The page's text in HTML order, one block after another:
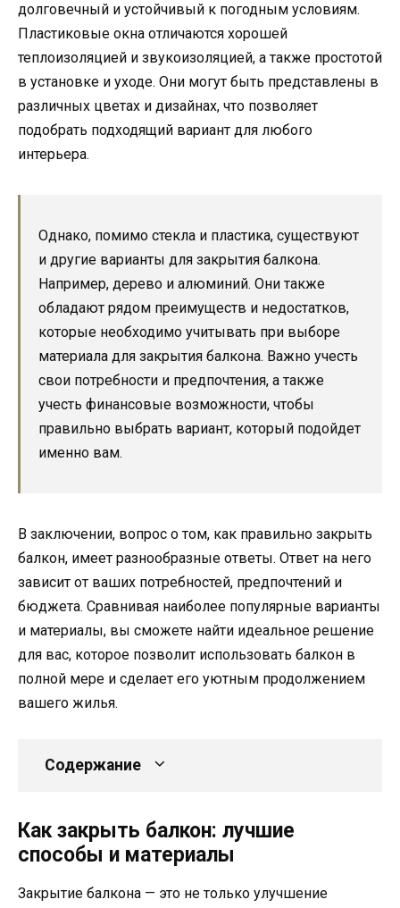
долговечный и устойчивый к погодным условиям.
Пластиковые окна отличаются хорошей
теплоизоляцией и звукоизоляцией, а также простотой
в установке и уходе. Они могут быть представлены в
различных цветах и дизайнах, что позволяет
подобрать подходящий вариант для любого
интерьера.
Однако, помимо стекла и пластика, существуют
и другие варианты для закрытия балкона.
Например, дерево и алюминий. Они также
обладают рядом преимуществ и недостатков,
которые необходимо учитывать при выборе
материала для закрытия балкона. Важно учесть
свои потребности и предпочтения, а также
учесть финансовые возможности, чтобы
правильно выбрать вариант, который подойдет
именно вам.
В заключении, вопрос о том, как правильно закрыть
балкон, имеет разнообразные ответы. Ответ на него
зависит от ваших потребностей, предпочтений и
бюджета. Сравнивая наиболее популярные варианты
и материалы, вы сможете найти идеальное решение
для вас, которое позволит использовать балкон в
полной мере и сделает его уютным продолжением
вашего жилья.
Содержание
Как закрыть балкон: лучшие
способы и материалы
Закрытие балкона — это не только улучшение